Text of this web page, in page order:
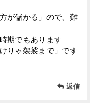
が儲かる」ので、難
期でもあります
りゃ袈裟まで」です
返信